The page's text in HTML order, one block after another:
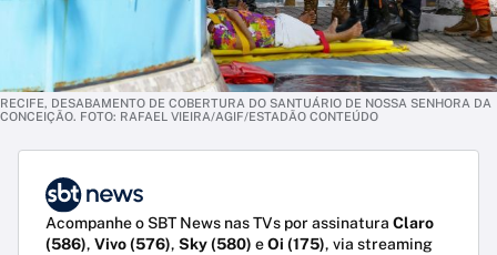
RECIFE, DESABAMENTO DE COBERTURA DO SANTUÁRIO DE NOSSA SENHORA DA
CONCEIÇÃO. FOTO: RAFAEL VIEIRA/AGIF/ESTADÃO CONTEÚDO
Acompanhe o SBT News nas TVs por assinatura Claro
(586), Vivo (576), Sky (580) eOi (175), via streaming